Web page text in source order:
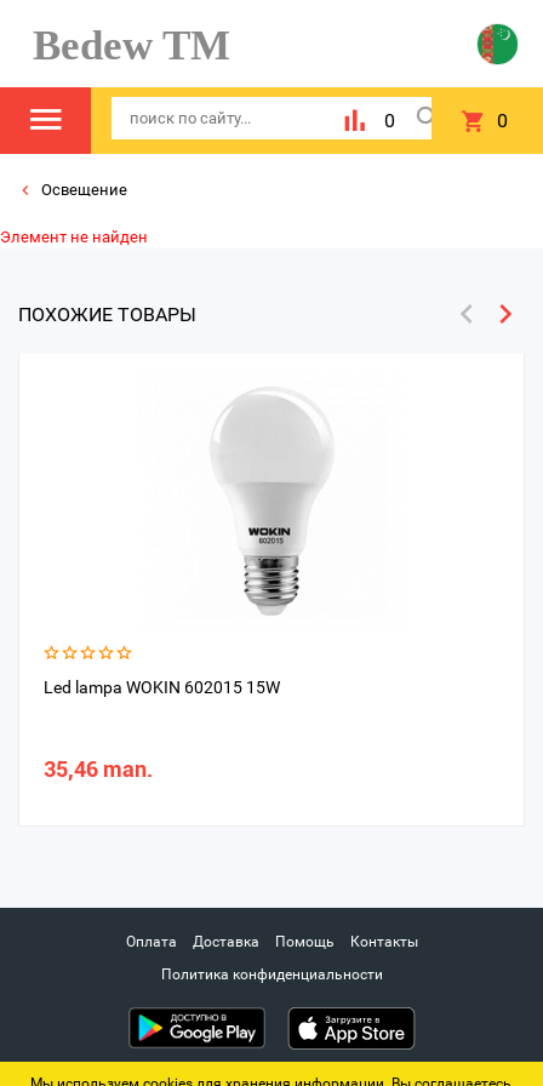
Bedew TM
0 0
Освещение
Элемент не найден
ПОХОЖИЕ ТОВАРЫ
Led lampa WOKIN 602015 15W
35,46 man.
Оплата Доставка Помощь
Контакты
Политика конфиденциальности